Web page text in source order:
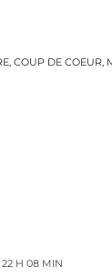
, COUP DE COEUR,
22 H 08 MIN